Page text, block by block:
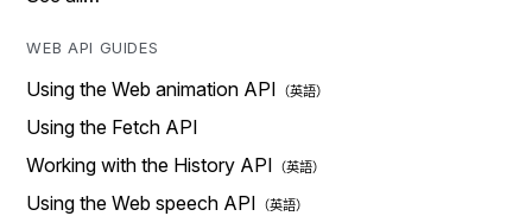
WEB API GUIDES
Using the Web animation API
Using the Fetch API
Working with the History API
Using the Web speech API